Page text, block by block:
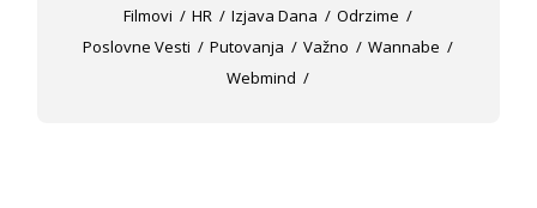
Filmovi
HR Izjava Dana
Odrzime
Poslovne Vesti
Putovanja Važno
Wannabe
Webmind